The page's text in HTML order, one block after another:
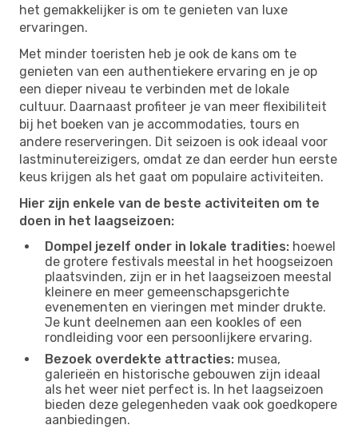
het gemakkelijker is om te genieten van luxe
ervaringen.
Met minder toeristen heb je ook de kans om te
genieten van een authentiekere ervaring en je op
een dieper niveau te verbinden met de lokale
cultuur. Daarnaast profiteer je van meer flexibiliteit
bij het boeken van je accommodaties, tours en
andere reserveringen. Dit seizoen is ook ideaal voor
lastminutereizigers, omdat ze dan eerder hun eerste
keus krijgen als het gaat om populaire activiteiten.
Hier zijn enkele van de beste activiteiten om te
doen in het laagseizoen:
Dompel jezelf onder in lokale tradities: hoewel
de grotere festivals meestal in het hoogseizoen
plaatsvinden, zijn er in het laagseizoen meestal
kleinere en meer gemeenschapsgerichte
evenementen en vieringen met minder drukte.
Je kunt deelnemen aan een kookles of een
rondleiding voor een persoonlijkere ervaring.
Bezoek overdekte attracties: musea,
galerieën en historische gebouwen zijn ideaal
als het weer niet perfect is. In het laagseizoen
bieden deze gelegenheden vaak ook goedkopere
aanbiedingen.